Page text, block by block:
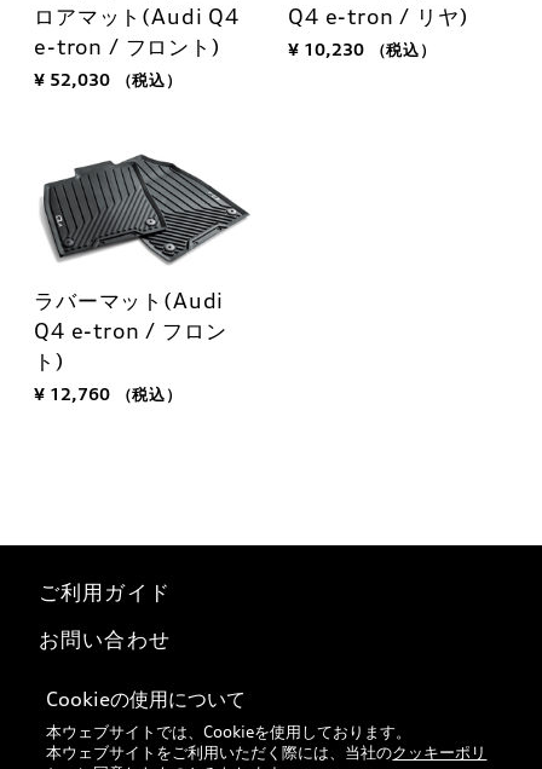
ロアマット(Audi Q4
e-tron / フロント)
¥ 52,030 （税込）
Q4 e-tron / リヤ)
¥ 10,230 （税込）
ラバーマット(Audi
Q4 e-tron / フロン
ト)
¥ 12,760 （税込）
ご利用ガイド
お問い合わせ
マイページ
特定商取引法に基づく表記
Cookieの使用について
本ウェブサイトでは、Cookieを使用しております。
本ウェブサイトをご利用いただく際には、当社のクッキーポリ